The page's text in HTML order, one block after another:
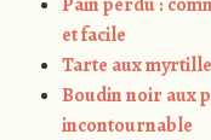
et facile
Tarte aux
Boudin noir aux
incontournable